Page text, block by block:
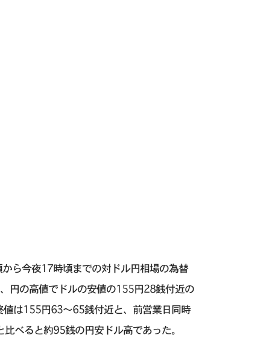
ら今夜17時頃までの対ドル円相場の為替
円の高値でドルの安値の155円28銭付近の
は155円63〜65銭付近と、前営業日同時
べると約95銭の円安ドル高であった。